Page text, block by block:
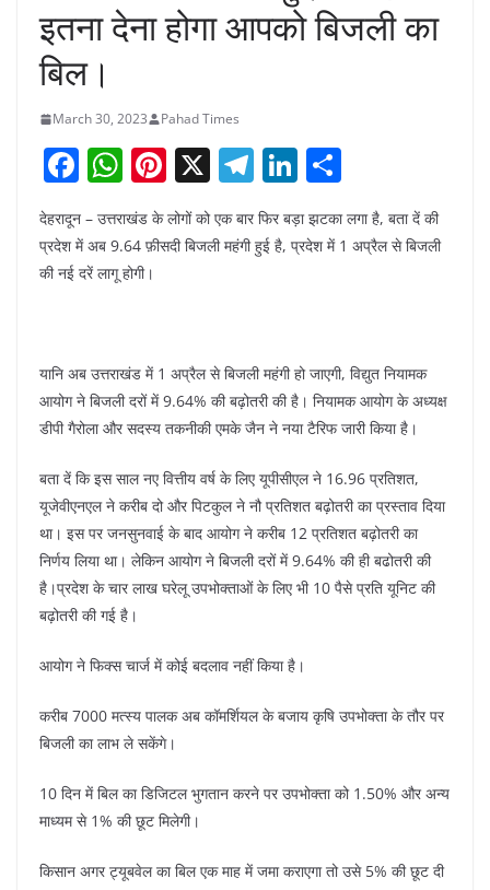
इतना देना होगा आपको बिजली का
बिल।
March 30, 2023 Pahad Times
F
c
e
o
k
W
h
at
s
p
Pi
nt
er
X T
el
e
gr
Li
k
e
ar
देहरादून – उत्तराखंड के लोगों को एक बार फिर बड़ा झटका लगा है, बता दें की
प्रदेश में अब 9.64 फ़ीसदी बिजली महंगी हुई है, प्रदेश में 1 अप्रैल से बिजली
की नई दरें लागू होगी।
यानि अब उत्तराखंड में 1 अप्रैल से बिजली महंगी हो जाएगी, विद्युत नियामक
आयोग ने बिजली दरों में 9.64% की बढ़ोतरी की है। नियामक आयोग के अध्यक्ष
डीपी गैरोला और सदस्य तकनीकी एमके जैन ने नया टैरिफ जारी किया है।
बता दें कि इस साल नए वित्तीय वर्ष के लिए यूपीसीएल ने 16.96 प्रतिशत,
यूजेवीएनएल ने करीब दो और पिटकुल ने नौ प्रतिशत बढ़ोतरी का प्रस्ताव दिया
था। इस पर जनसुनवाई के बाद आयोग ने करीब 12 प्रतिशत बढ़ोतरी का
निर्णय लिया था। लेकिन आयोग ने बिजली दरों में 9.64% की ही बढोतरी की
है।प्रदेश के चार लाख घरेलू उपभोक्ताओं के लिए भी 10 पैसे प्रति यूनिट की
बढ़ोतरी की गई है।
आयोग ने फिक्स चार्ज में कोई बदलाव नहीं किया है।
करीब 7000 मत्स्य पालक अब कॉमर्शियल के बजाय कृषि उपभोक्ता के तौर पर
बिजली का लाभ ले सकेंगे।
10 दिन में बिल का डिजिटल भुगतान करने पर उपभोक्ता को 1.50% और अन्य
माध्यम से 1% की छूट मिलेगी।
किसान अगर ट्यूबवेल का बिल एक माह में जमा कराएगा तो उसे 5% की छूट दी